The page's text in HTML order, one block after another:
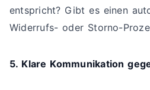
entspricht? Gibt es einen
Widerrufs- oder Storno-
5. Klare Kommunikation